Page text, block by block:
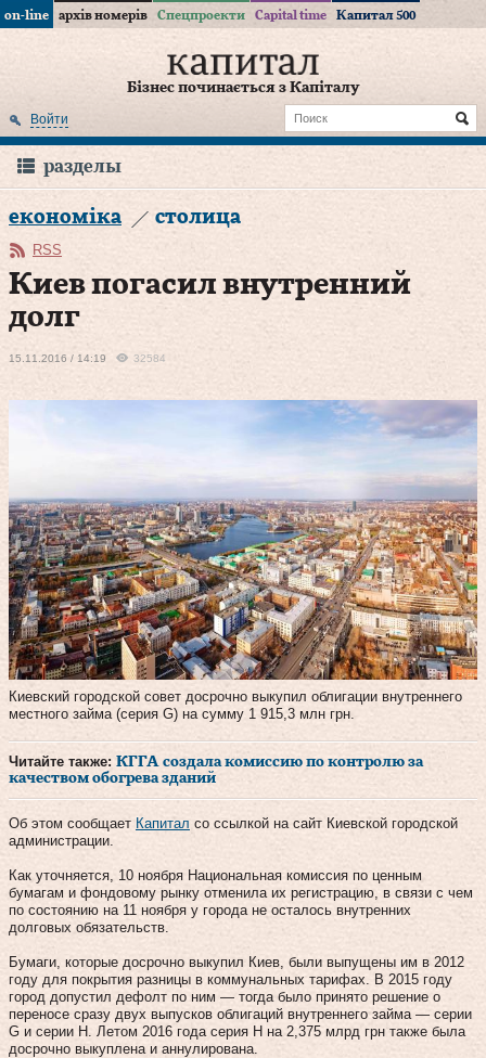
on-line архів номерів Спецпроекти Capital time Капитал 500
Бізнес починається з Капіталу
Войти
разделы
економіка столица
RSS
Киев погасил внутренний
долг
15.11.2016 / 14:19 32584
Киевский городской совет досрочно выкупил облигации внутреннего
местного займа (серия G) на сумму 1 915,3 млн грн.
Читайте также: КГГА создала комиссию по контролю за
качеством обогрева зданий
Об этом сообщает Капитал со ссылкой на сайт Киевской городской
администрации.
Как уточняется, 10 ноября Национальная комиссия по ценным
бумагам и фондовому рынку отменила их регистрацию, в связи с чем
по состоянию на 11 ноября у города не осталось внутренних
долговых обязательств.
Бумаги, которые досрочно выкупил Киев, были выпущены им в 2012
году для покрытия разницы в коммунальных тарифах. В 2015 году
город допустил дефолт по ним — тогда было принято решение о
переносе сразу двух выпусков облигаций внутреннего займа — серии
G и серии H. Летом 2016 года серия Н на 2,375 млрд грн также была
досрочно выкуплена и аннулирована.